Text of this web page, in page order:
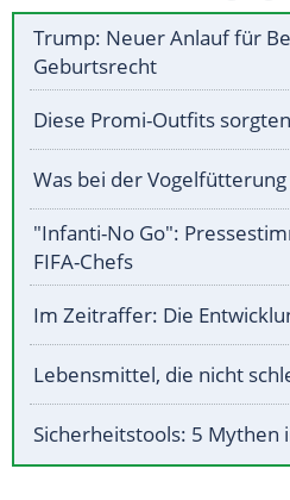
Trump: Neuer Anlauf für
Geburtsrecht
Diese Promi-Outfits
Was bei der
"Infanti-No Go":
FIFA-Chefs
Im Zeitraffer: Die
Lebensmittel, die nicht
Sicherheitstools: 5 Mythen